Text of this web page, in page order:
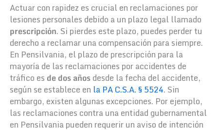
Actuar con rapidez es crucial en reclamaciones por
lesiones personales debido a un plazo legal llamado
prescripción. Si pierdes este plazo, puedes perder tu
derecho a reclamar una compensación para siempre.
En Pensilvania, el plazo de prescripción para la
mayoría de las reclamaciones por accidentes de
tráfico es de dos añosdesde la fecha del accidente,
según se establece en la PA C.S.A. § 5524. Sin
embargo, existen algunas excepciones. Por ejemplo,
las reclamaciones contra una entidad gubernamental
en Pensilvania pueden requerir un aviso de intención